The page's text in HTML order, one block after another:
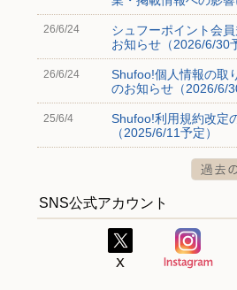
26/6/24
シュフーポイント会
お知らせ（2026/6/30
26/6/24
Shufoo!個人情報の取
のお知らせ（2026/6/
25/6/4
Shufoo!利用規約改定
（2025/6/11予定）
SNS公式アカウント